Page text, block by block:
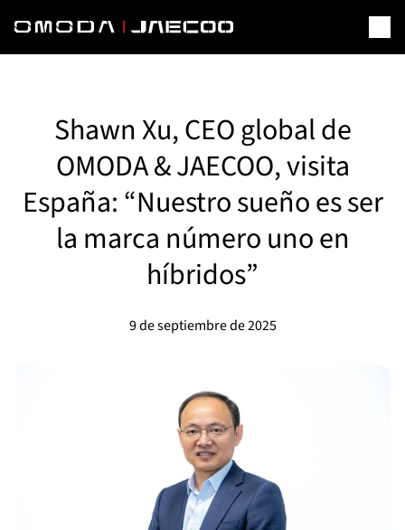
Shawn Xu, CEO global de
OMODA & JAECOO, visita
España: “Nuestro sueño es ser
la marca número uno en
híbridos”
9 de septiembre de 2025